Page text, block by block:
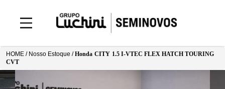
HOME / Nosso Estoque /Honda CITY 1.5 I-VTEC FLEX HATCH TOURING
CVT